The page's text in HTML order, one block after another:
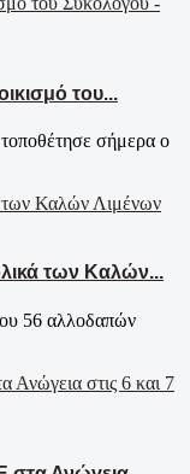
του...
σήμερα ο
των Καλών...
56 αλλοδαπών